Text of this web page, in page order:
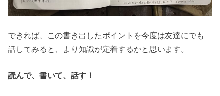
できれば、この書き出したポイントを今度は友達にでも
話してみると、より知識が定着するかと思います。
読んで、書いて、話す！